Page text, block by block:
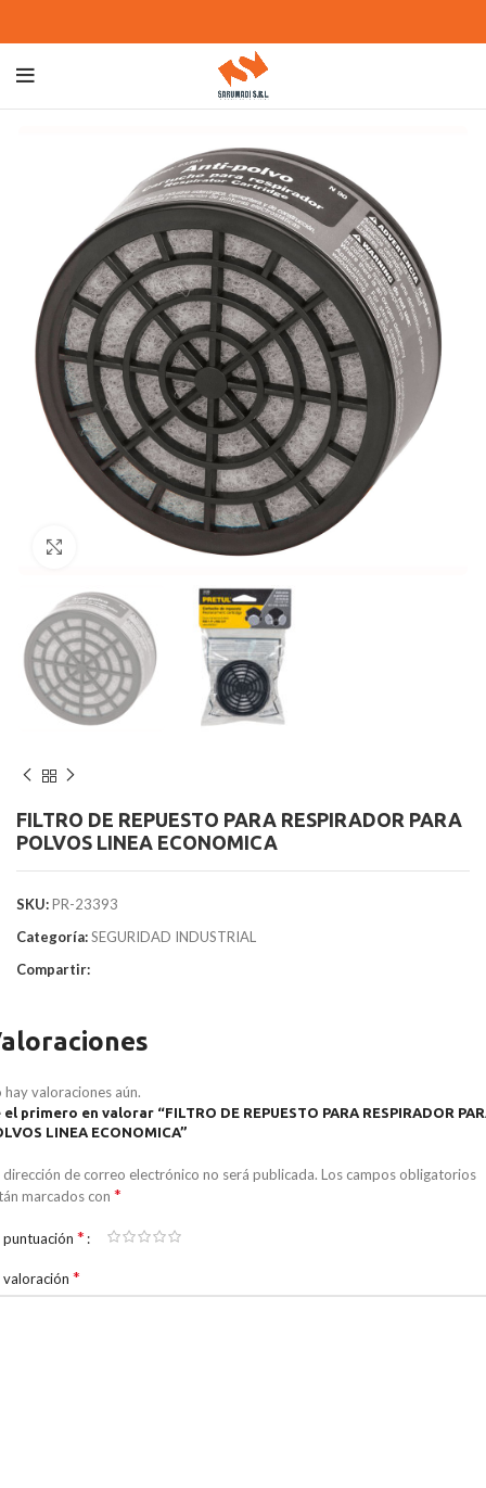
Clic para agrandar
FILTRO DE REPUESTO PARA RESPIRADOR PARA
POLVOS LINEA ECONOMICA
SKU:PR-23393
Categoría:SEGURIDAD INDUSTRIAL
Compartir:
hay valoraciones aún.
el primero en valorar “FILTRO DE REPUESTO PARA RESPIRADOR
LINEA ECONOMICA”
dirección de correo electrónico no será publicada. Los campos obligatorios
marcados con *
puntuación *
valoración *